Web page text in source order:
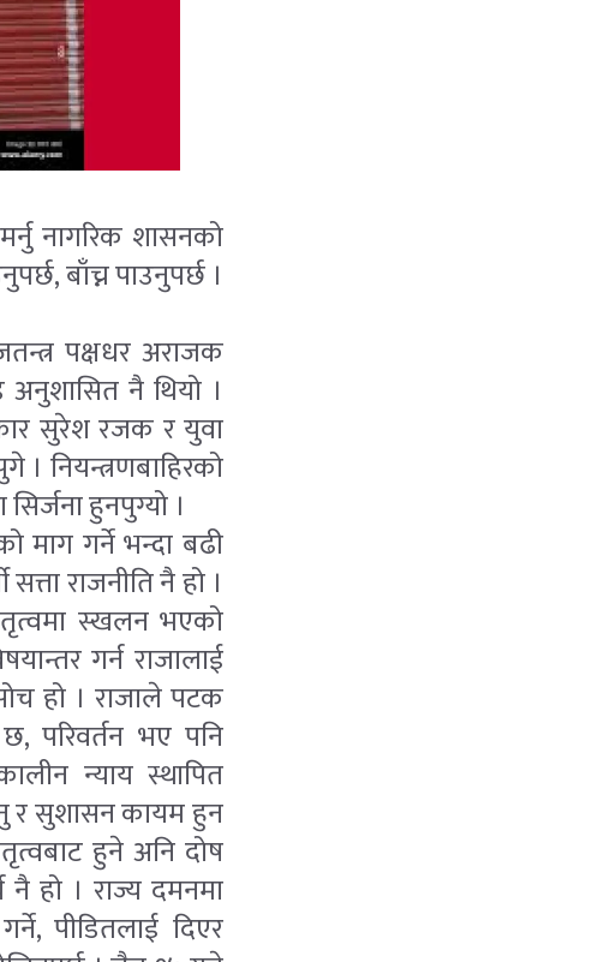
नागरिक शासनको
बाँच्न पाउनुपर्छ ।
पक्षधर अराजक
नै थियो ।
सुरेश रजक र युवा
नियन्त्रणबाहिरको
हुनपुग्यो ।
माग गर्ने भन्दा बढी
राजनीति नै हो ।
स्खलन भएको
गर्न राजालाई
हो । राजाले पटक
परिवर्तन भए पनि
न्याय स्थापित
र सुशासन कायम हुन
हुने अनि दोष
हो । राज्य दमनमा
पीडितलाई दिएर